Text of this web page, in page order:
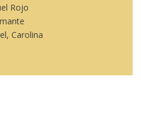
Rojo
Carolina